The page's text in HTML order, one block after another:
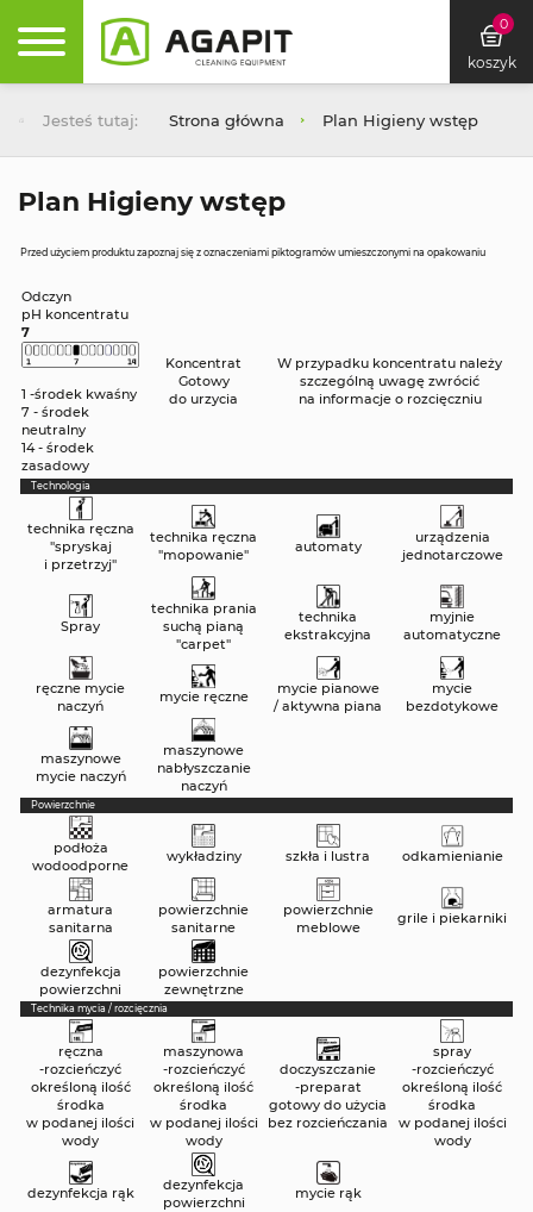
0
koszyk
Jesteś tutaj: Strona główna Plan Higieny wstęp
Plan Higieny wstęp
Przed użyciem produktu zapoznaj się z oznaczeniami piktogramów umieszczonymi na opakowaniu
Odczyn
pH koncentratu
7
1 -środek kwaśny
7 - środek
neutralny
14 - środek
zasadowy
Koncentrat
Gotowy
do urzycia
W przypadku koncentratu należy
szczególną uwagę zwrócić
na informacje o rozcięczniu
Technologia
technika ręczna
"spryskaj
i przetrzyj"
technika ręczna
"mopowanie"
automaty
urządzenia
jednotarczowe
Spray
technika prania
suchą pianą
"carpet"
technika
ekstrakcyjna
myjnie
automatyczne
ręczne mycie
naczyń
mycie ręczne
mycie pianowe
/ aktywna piana
mycie
bezdotykowe
maszynowe
mycie naczyń
maszynowe
nabłyszczanie
naczyń
Powierzchnie
podłoża
wodoodporne
wykładziny szkła i lustra odkamienianie
armatura
sanitarna
powierzchnie
sanitarne
powierzchnie
meblowe
grile i piekarniki
dezynfekcja
powierzchni
powierzchnie
zewnętrzne
Technika mycia / rozcięcznia
ręczna
-rozcieńczyć
określoną ilość
środka
w podanej ilości
wody
maszynowa
-rozcieńczyć
określoną ilość
środka
w podanej ilości
wody
doczyszczanie
-preparat
gotowy do użycia
bez rozcieńczania
spray
-rozcieńczyć
określoną ilość
środka
w podanej ilości
wody
dezynfekcja rąk
dezynfekcja
powierzchni
mycie rąk